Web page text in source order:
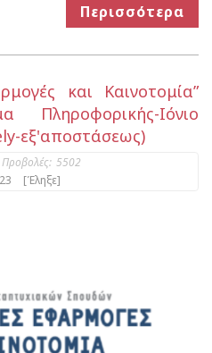
Περισσότερα
και Καινοτομία”
Ιόνιο
εξ'αποστάσεως)
Προβολές: 5502
[Έληξε]